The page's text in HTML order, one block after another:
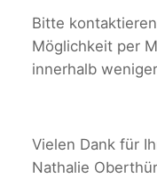
Bitte
Möglichkeit per
innerhalb
Vielen Dank für
Nathalie Oberthür